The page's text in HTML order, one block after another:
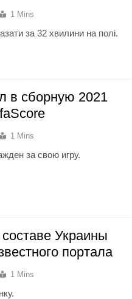
1 Mins
за 32 хвилини на полі.
в сборную 2021
1 Mins
за свою игру.
Украины
портала
1 Mins